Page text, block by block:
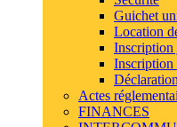
Guichet
Location
Inscription
Inscription
Actes
FINANCES